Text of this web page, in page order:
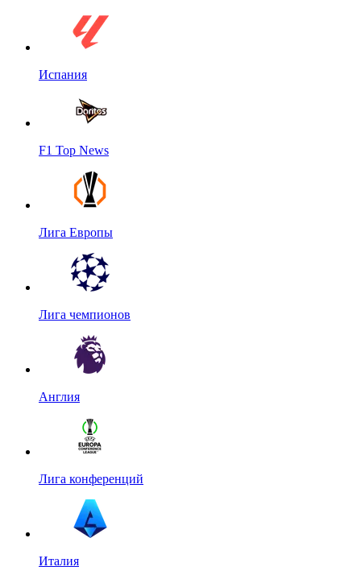
Испания
F1 Top News
Лига Европы
Лига чемпионов
Англия
Лига конференций
Италия